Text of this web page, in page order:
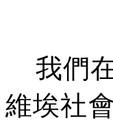
我們
維埃社